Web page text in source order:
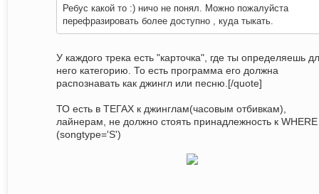
Ребус какой то :) ничо не понял. Можно пожалуйста
перефразировать более доступно , куда тыкать.
У каждого трека есть "карточка", где ты определяешь
него категорию. То есть программа его должна
распознавать как джингл или песню.[/quote]
ТО есть в ТЕГАХ к джинглам(часовым отбивкам),
лайнерам, не должно стоять принадлежность к WHERE
(songtype='S')